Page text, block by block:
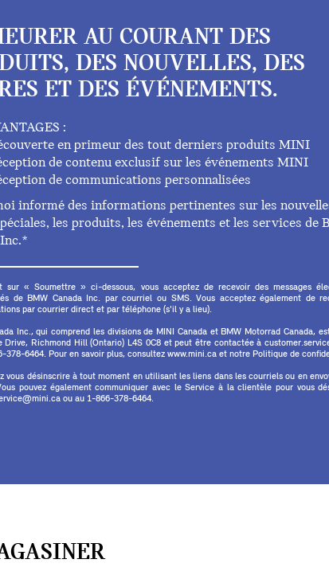
AU COURANT DES
DES NOUVELLES, DES
ET DES ÉVÉNEMENTS.
:
en primeur des tout derniers produits MINI
de contenu exclusif sur les événements MINI
de communications personnalisées
informé des informations pertinentes sur les
les produits, les événements et les services de
sur « Soumettre » ci-dessous, vous acceptez de recevoir des messages
de BMW Canada Inc. par courriel ou SMS. Vous acceptez également de
par courrier direct et par téléphone (s'il y a lieu).
Inc., qui comprend les divisions de MINI Canada et BMW Motorrad Canada,
Drive, Richmond Hill (Ontario) L4S 0C8 et peut être contactée à
378-6464. Pour en savoir plus, consultez www.mini.ca et notre Politique de
vous désinscrire à tout moment en utilisant les liens dans les courriels ou en
pouvez également communiquer avec le Service à la clientèle pour vous
ou au 1-866-378-6464.